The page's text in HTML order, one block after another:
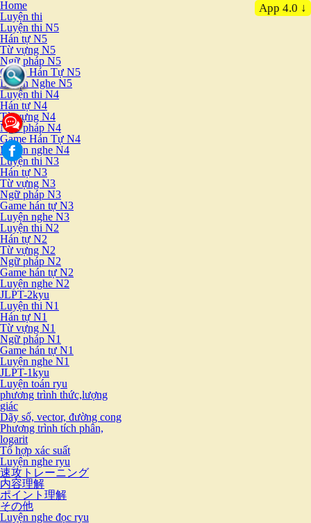
Home
Luyện thi
Luyện thi N5
Hán tự N5
Từ vựng N5
Ngữ pháp N5
Game Hán Tự N5
Luyện Nghe N5
Luyện thi N4
Hán tự N4
Từ vựng N4
Ngữ pháp N4
Game Hán Tự N4
Luyện nghe N4
Luyện thi N3
Hán tự N3
Từ vựng N3
Ngữ pháp N3
Game hán tự N3
Luyện nghe N3
Luyện thi N2
Hán tự N2
Từ vựng N2
Ngữ pháp N2
Game hán tự N2
Luyện nghe N2
JLPT-2kyu
Luyện thi N1
Hán tự N1
Từ vựng N1
Ngữ pháp N1
Game hán tự N1
Luyện nghe N1
JLPT-1kyu
Luyện toán ryu
phương trình thức,lượng
giác
Dãy số, vector, đường cong
Phương trình tích phân,
logarit
Tổ hợp xác suất
Luyện nghe ryu
速攻トレーニング
内容理解
ポイント理解
その他
Luyện nghe đọc ryu
App 4.0 ↓